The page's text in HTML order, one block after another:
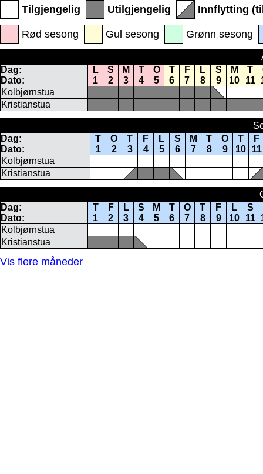
Tilgjengelig Utilgjengelig Innflytting
Rød sesong Gul sesong Grønn sesong
Dag:
L S M T O T F L S M T
Dato:
1 2 3 4 5 6 7 8 9 10 11
Kolbjørnstua
Kristianstua
Dag:
T O T F L S M T O T
F
Dato:
1 2 3 4 5 6 7 8 9 10
11
Kolbjørnstua
Kristianstua
Dag:
T F L S M T O T F L S
Dato:
1 2 3 4 5 6 7 8 9 10 11
Kolbjørnstua
Kristianstua
Vis flere måneder